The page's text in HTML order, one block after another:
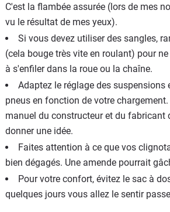
C'est la flambée assurée (lors de mes
vu le résultat de mes yeux).
Si vous devez utiliser des sangles,
(cela bouge très vite en roulant) pour
à s'enfiler dans la roue ou la chaîne.
Adaptez le réglage des suspensions
pneus en fonction de votre
manuel du constructeur et du fabricant
donner une idée.
Faites attention à ce que vos
bien dégagés. Une amende pourrait
Pour votre confort, évitez le sac à
quelques jours vous allez le sentir